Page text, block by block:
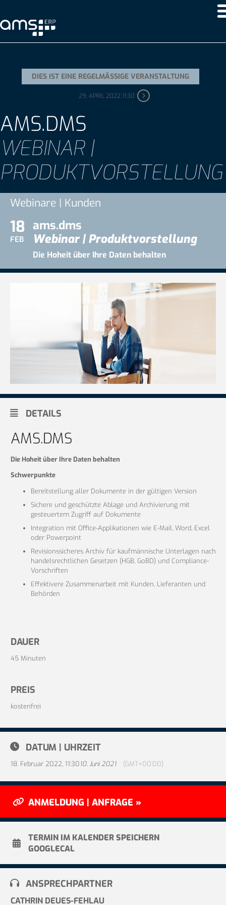
DIES IST EINE REGELMÄSSIGE VERANSTALTUNG
29. APRIL 2022 11:30
AMS.DMS
WEBINAR |
PRODUKTVORSTELLUNG
Webinare | Kunden
18
FEB
ams.dms
Webinar | Produktvorstellung
Die Hoheit über Ihre Daten behalten
DETAILS
AMS.DMS
Die Hoheit über Ihre Daten behalten
Schwerpunkte
Bereitstellung aller Dokumente in der gültigen Version
Sichere und geschützte Ablage und Archivierung mit
gesteuertem Zugriff auf Dokumente
Integration mit Office-Applikationen wie E-Mail, Word, Excel
oder Powerpoint
Revisionssicheres Archiv für kaufmännische Unterlagen nach
handelsrechtlichen Gesetzen (HGB, GoBD) und Compliance-
Vorschriften
Effektivere Zusammenarbeit mit Kunden, Lieferanten und
Behörden
DAUER
45 Minuten
PREIS
kostenfrei
DATUM | UHRZEIT
18. Februar 2022, 11:3010. Juni 2021 (GMT+00:00)
ANMELDUNG | ANFRAGE »
TERMIN IM KALENDER SPEICHERN
GOOGLECAL
ANSPRECHPARTNER
CATHRIN DEUES-FEHLAU